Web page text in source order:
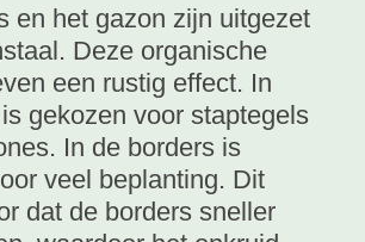
en het gazon zijn uitgezet
Deze organische
een rustig effect. In
gekozen voor staptegels
In de borders is
veel beplanting. Dit
dat de borders sneller